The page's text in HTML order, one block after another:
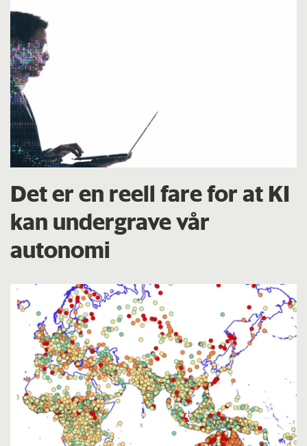
Det er en reell fare for at KI
kan undergrave vår
autonomi